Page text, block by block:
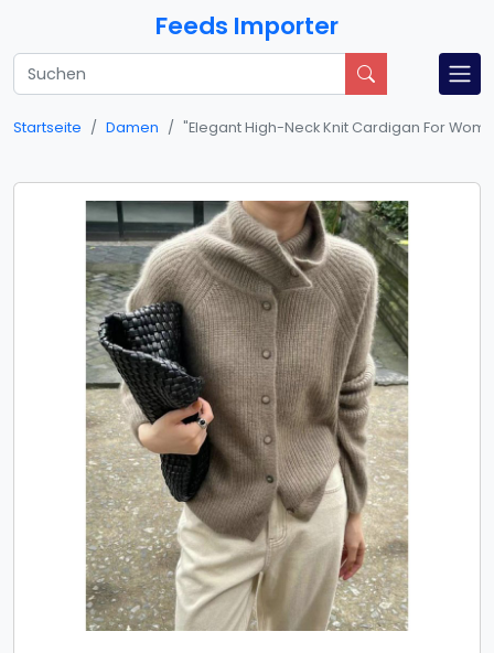
Feeds Importer
Startseite Damen ​​"Elegant High-Neck Knit Cardigan For